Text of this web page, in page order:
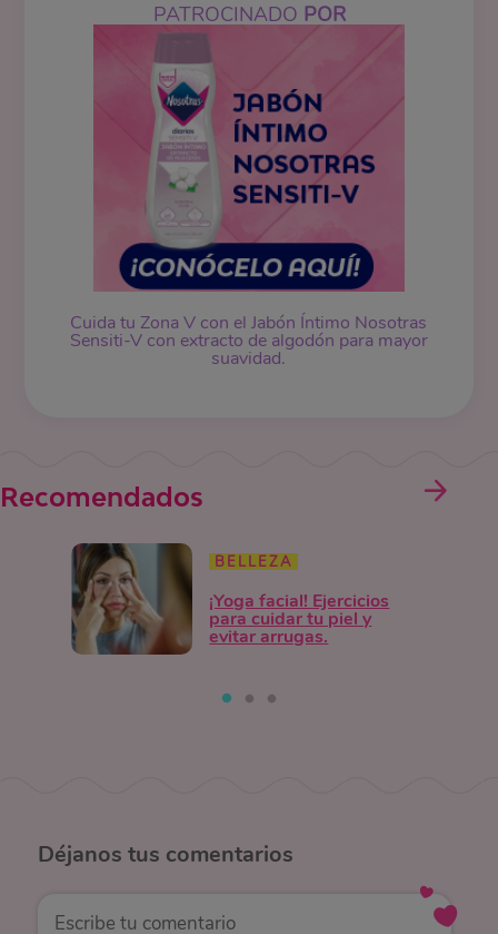
PATROCINADO POR
Cuida tu Zona V con el Jabón Íntimo Nosotras
Sensiti-V con extracto de algodón para mayor
suavidad.
Recomendados
BELLEZA
¡Yoga facial! Ejercicios
para cuidar tu piel y
evitar arrugas.
Déjanos tus comentarios